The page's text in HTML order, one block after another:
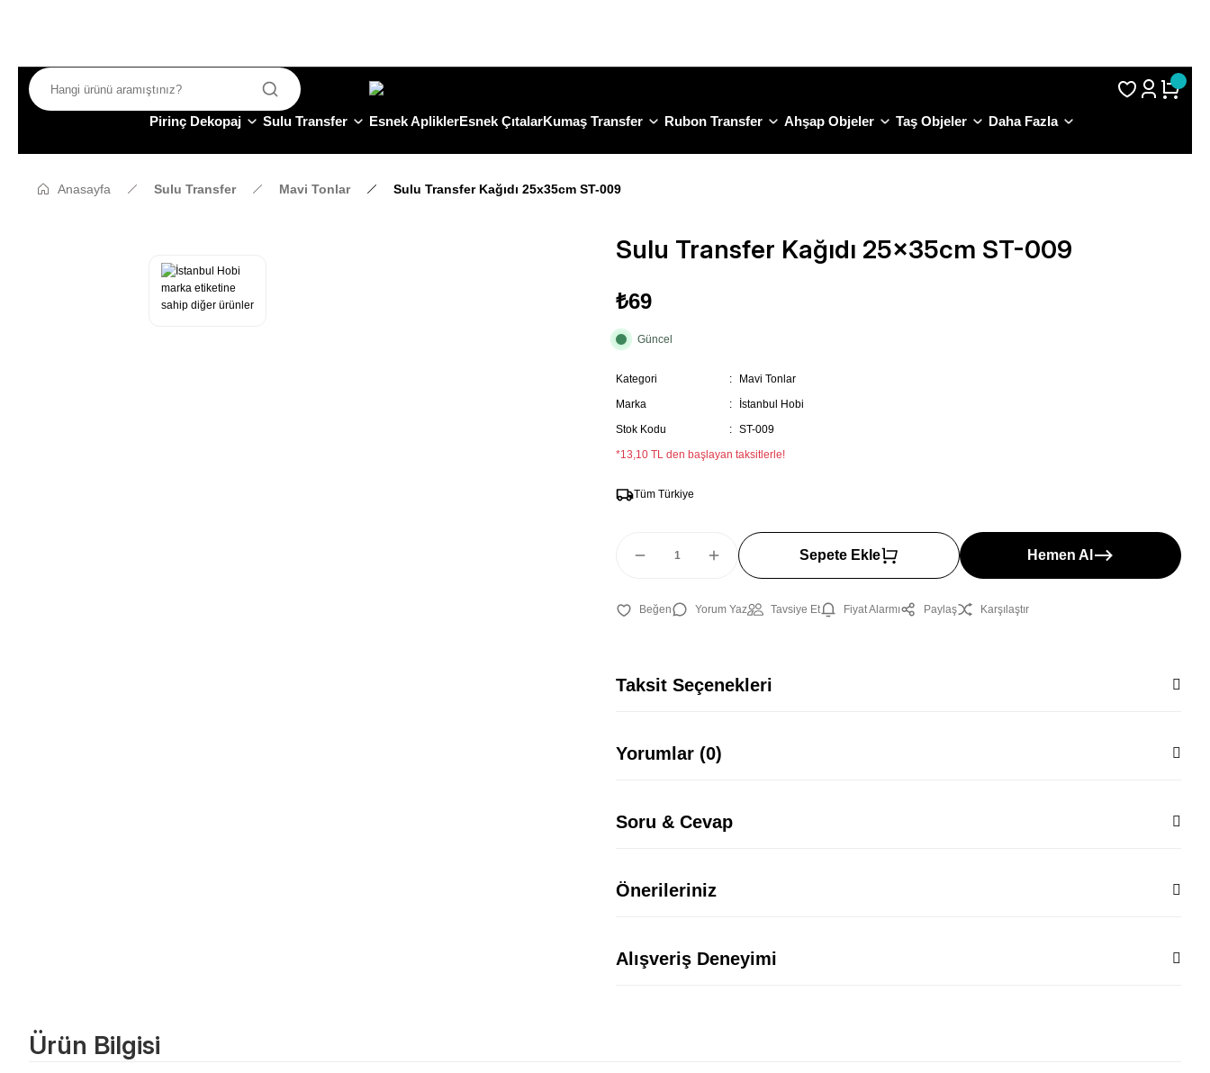
Pirinç Dekopaj Sulu Transfer Esnek ApliklerEsnek ÇıtalarKumaş Transfer Rubon Transfer Ahşap Objeler Taş Objeler Daha Fazla
Anasayfa Sulu Transfer Mavi Tonlar Sulu Transfer Kağıdı 25x35cm ST-009
Sulu Transfer Kağıdı 25x35cm ST-009
₺69
Güncel
Kategori
Mavi Tonlar
Marka
İstanbul Hobi
Stok Kodu
ST-009
*13,10 TL den başlayan taksitlerle!
Tüm Türkiye
Sepete Ekle Hemen Al
Yorum Yaz Tavsiye Et Fiyat Alarmı Paylaş Karşılaştır
Taksit Seçenekleri
Yorumlar (0)
Soru & Cevap
Önerileriniz
Alışveriş Deneyimi
Ürün Bilgisi